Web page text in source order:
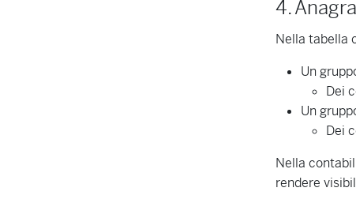
4.
Nella tabella
Un
Dei
Un
Dei
Nella
rendere